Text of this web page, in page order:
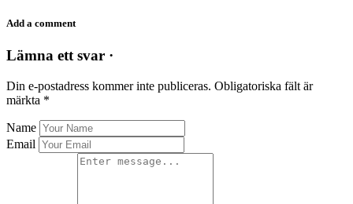
Add a comment
Lämna ett svar ·
Din e-postadress kommer inte publiceras. Obligatoriska fält är
märkta *
Name
Email